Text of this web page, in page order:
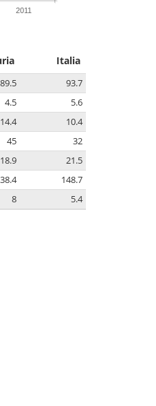
2011
Italia
89.5
93.7
4.5
5.6
14.4
10.4
45
32
18.9
21.5
148.7
8 5.4